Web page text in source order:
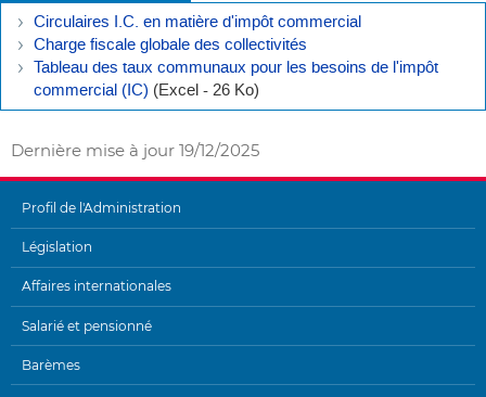
Circulaires I.C. en matière d'impôt commercial
Charge fiscale globale des collectivités
Tableau des taux communaux pour les besoins de l'impôt
commercial (IC) (Excel - 26 Ko)
Dernière mise à jour 19/12/2025
MENU
DE
NAVIGATION
Profil de l'Administration
Législation
Affaires internationales
Salarié et pensionné
Barèmes